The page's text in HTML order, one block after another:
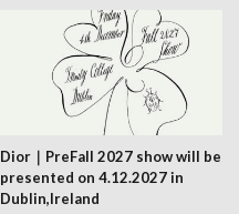
Dior｜PreFall 2027 show will be
presented on 4.12.2027 in
Dublin,Ireland